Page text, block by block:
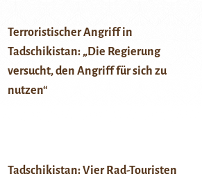
Terroristischer Angriff in
Tadschikistan: „Die Regierung
versucht, den Angriff für sich zu
nutzen“
Tadschikistan: Vier Rad-Touristen